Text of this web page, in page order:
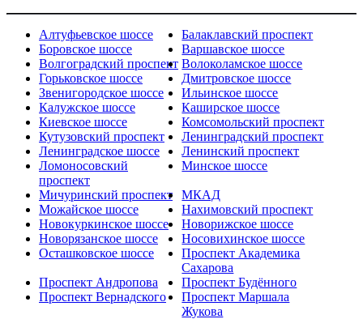
Алтуфьевское шоссе
Балаклавский проспект
Боровское шоссе
Варшавское шоссе
Волгоградский проспект Волоколамское шоссе
Горьковское шоссе
Дмитровское шоссе
Звенигородское шоссе
Ильинское шоссе
Калужское шоссе
Каширское шоссе
Киевское шоссе
Комсомольский проспект
Кутузовский проспект
Ленинградский проспект
Ленинградское шоссе
Ленинский проспект
Ломоносовский
проспект
Минское шоссе
Мичуринский проспект
МКАД
Можайское шоссе
Нахимовский проспект
Новокуркинское шоссе
Новорижское шоссе
Новорязанское шоссе
Носовихинское шоссе
Осташковское шоссе
Проспект Академика
Сахарова
Проспект Андропова
Проспект Будённого
Проспект Вернадского
Проспект Маршала
Жукова